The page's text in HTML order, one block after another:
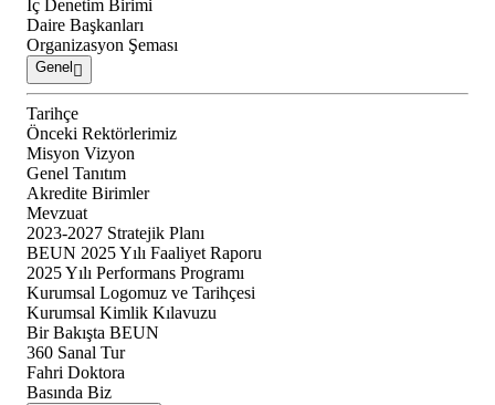
İç Denetim Birimi
Daire Başkanları
Organizasyon Şeması
Genel
Tarihçe
Önceki Rektörlerimiz
Misyon Vizyon
Genel Tanıtım
Akredite Birimler
Mevzuat
2023-2027 Stratejik Planı
BEUN 2025 Yılı Faaliyet Raporu
2025 Yılı Performans Programı
Kurumsal Logomuz ve Tarihçesi
Kurumsal Kimlik Kılavuzu
Bir Bakışta BEUN
360 Sanal Tur
Fahri Doktora
Basında Biz